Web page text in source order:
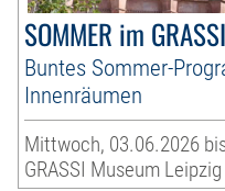
SOMMER im GRASSI
Buntes Sommer-
Innenräumen
Mittwoch, 03.06.2026
GRASSI Museum Leipzig